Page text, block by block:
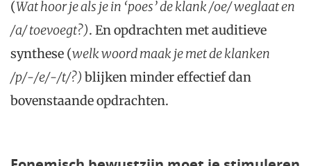
(Wat hoor je als je in ‘poes’ de klank /oe/ weglaat en
/a/ toevoegt?). En opdrachten met auditieve
synthese (welk woord maak je met de klanken
/p/-/e/-/t/?) blijken minder effectief dan
bovenstaande opdrachten.